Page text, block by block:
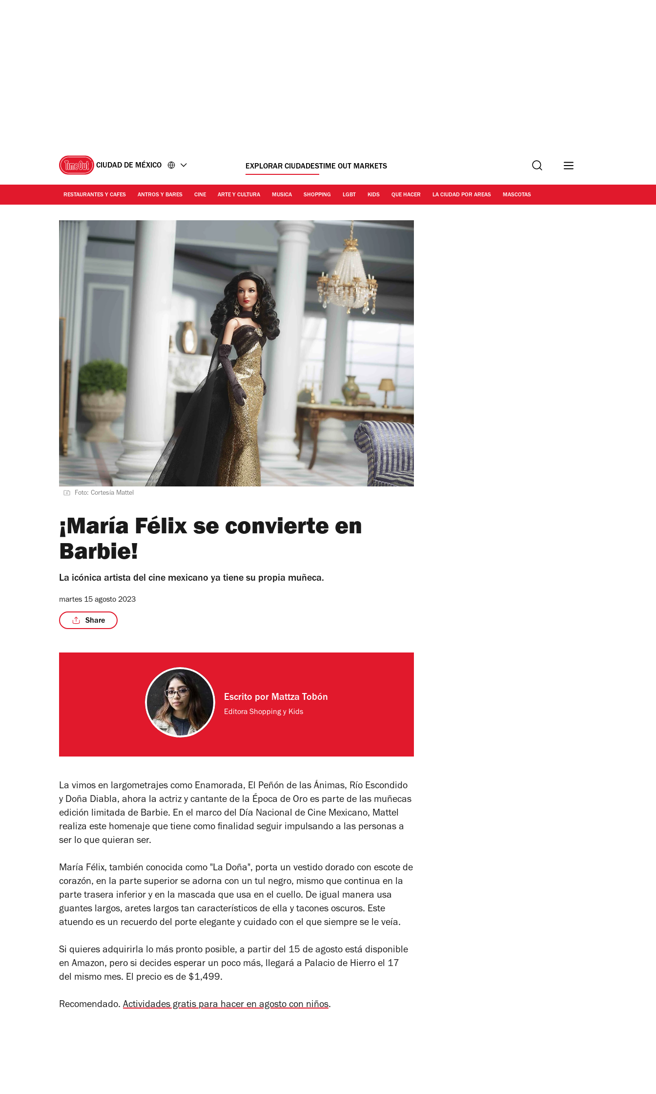
CIUDAD DE MÉXICO EXPLORAR CIUDADESTIME OUT MARKETS Buscar
RESTAURANTES Y CAFES ANTROS Y BARES CINE ARTE Y CULTURA MUSICA SHOPPING LGBT KIDS QUE HACER LA CIUDAD POR AREAS MASCOTAS
Foto: Cortesía Mattel
¡María Félix se convierte en
Barbie!
La icónica artista del cine mexicano ya tiene su propia muñeca.
martes 15 agosto 2023
Share
Escrito por Mattza Tobón
Editora Shopping y Kids
La vimos en largometrajes como Enamorada, El Peñón de las Ánimas, Río Escondido
yDoña Diabla, ahora la actriz y cantante de la Época de Oro es parte de las muñecas
edición limitada de Barbie. En el marco del Día Nacional de Cine Mexicano, Mattel
realiza este homenaje que tiene como finalidad seguir impulsando a las personas a
ser lo que quieran ser.
María Félix, también conocida como "La Doña", porta un vestido dorado con escote de
corazón, en la parte superior se adorna con un tul negro, mismo que continua en la
parte trasera inferior y en la mascada que usa en el cuello. De igual manera usa
guantes largos, aretes largos tan característicos de ella y tacones oscuros. Este
atuendo es un recuerdo del porte elegante y cuidado con el que siempre se le veía.
Si quieres adquirirla lo más pronto posible, a partir del 15 de agosto está disponible
en Amazon, pero si decides esperar un poco más, llegará a Palacio de Hierro el 17
del mismo mes. El precio es de $1,499.
Recomendado. Actividades gratis para hacer en agosto con niños.